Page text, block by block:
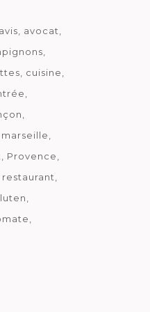
avis
avocat
cuisine
marseille
Provence
restaurant